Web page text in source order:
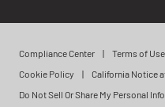
Compliance Center Terms of Use
Cookie Policy
California Notice
Do Not Sell Or Share My Personal